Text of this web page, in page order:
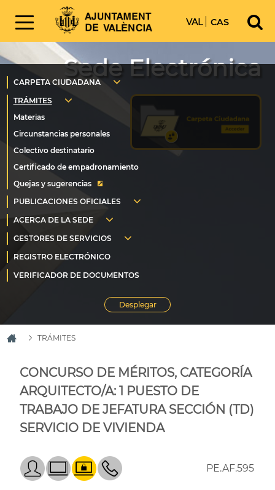
VAL CAS
Sede Electrónica
Quejas y sugerencias
TRÁMITES
CONCURSO DE MÉRITOS, CATEGORÍA
ARQUITECTO/A: 1 PUESTO DE
TRABAJO DE JEFATURA SECCIÓN (TD)
SERVICIO DE VIVIENDA
PE.AF.595